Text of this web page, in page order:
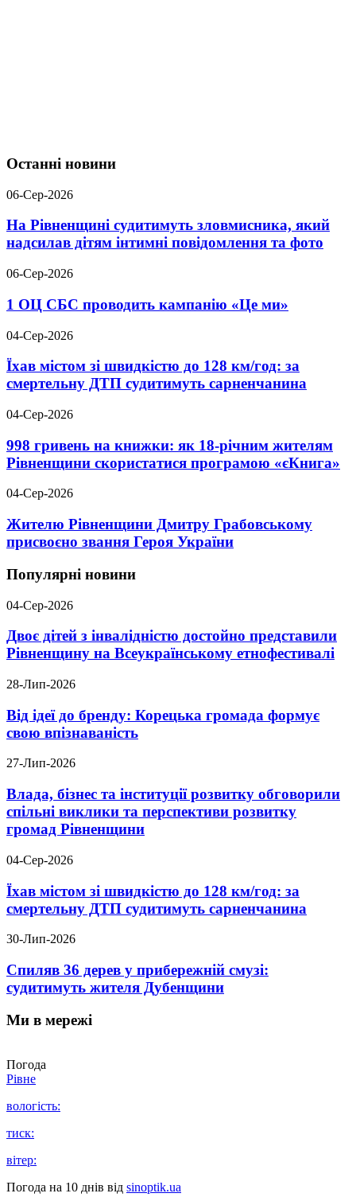
Останні новини
06-Сер-2026
На Рівненщині судитимуть зловмисника, який
надсилав дітям інтимні повідомлення та фото
06-Сер-2026
1 ОЦ СБС проводить кампанію «Це ми»
04-Сер-2026
Їхав містом зі швидкістю до 128 км/год: за
смертельну ДТП судитимуть сарненчанина
04-Сер-2026
998 гривень на книжки: як 18-річним жителям
Рівненщини скористатися програмою «єКнига»
04-Сер-2026
Жителю Рівненщини Дмитру Грабовському
присвоєно звання Героя України
Популярні новини
04-Сер-2026
Двоє дітей з інвалідністю достойно представили
Рівненщину на Всеукраїнському етнофестивалі
28-Лип-2026
Від ідеї до бренду: Корецька громада формує
свою впізнаваність
27-Лип-2026
Влада, бізнес та інституції розвитку обговорили
спільні виклики та перспективи розвитку
громад Рівненщини
04-Сер-2026
Їхав містом зі швидкістю до 128 км/год: за
смертельну ДТП судитимуть сарненчанина
30-Лип-2026
Спиляв 36 дерев у прибережній смузі:
судитимуть жителя Дубенщини
Ми в мережі
Погода
Рівне
вологість:
тиск:
вітер:
Погода на 10 днів від sinoptik.ua